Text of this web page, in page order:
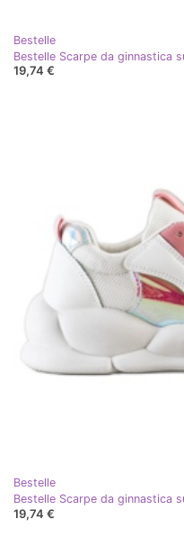
Bestelle
19,74 €
Bestelle
19,74 €